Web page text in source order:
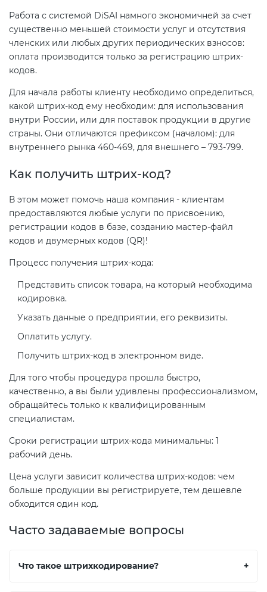
Работа с системой DiSAI намного экономичней за счет
существенно меньшей стоимости услуг и отсутствия
членских или любых других периодических взносов:
оплата производится только за регистрацию штрих-
кодов.
Для начала работы клиенту необходимо определиться,
какой штрих-код ему необходим: для использования
внутри России, или для поставок продукции в другие
страны. Они отличаются префиксом (началом): для
внутреннего рынка 460-469, для внешнего – 793-799.
Как получить штрих-код?
В этом может помочь наша компания - клиентам
предоставляются любые услуги по присвоению,
регистрации кодов в базе, созданию мастер-файл
кодов и двумерных кодов (QR)!
Процесс получения штрих-кода:
Представить список товара, на который необходима
кодировка.
Указать данные о предприятии, его реквизиты.
Оплатить услугу.
Получить штрих-код в электронном виде.
Для того чтобы процедура прошла быстро,
качественно, а вы были удивлены профессионализмом,
обращайтесь только к квалифицированным
специалистам.
Сроки регистрации штрих-кода минимальны: 1
рабочий день.
Цена услуги зависит количества штрих-кодов: чем
больше продукции вы регистрируете, тем дешевле
обходится один код.
Часто задаваемые вопросы
Что такое штрихкодирование? +